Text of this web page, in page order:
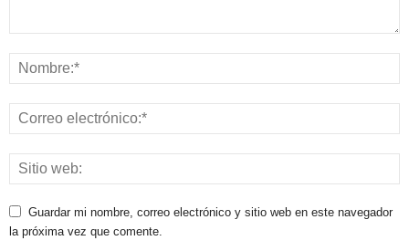
Guardar mi nombre, correo electrónico y sitio web en este navegador
la próxima vez que comente.